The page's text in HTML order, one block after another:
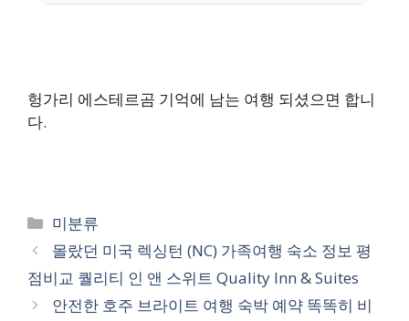
헝가리 에스테르곰 기억에 남는 여행 되셨으면 합니
다.
카
테
리
미분류
몰랐던 미국 렉싱턴 (NC) 가족여행 숙소 정보 평
점비교 퀄리티 인 앤 스위트 Quality Inn & Suites
안전한 호주 브라이트 여행 숙박 예약 똑똑히 비